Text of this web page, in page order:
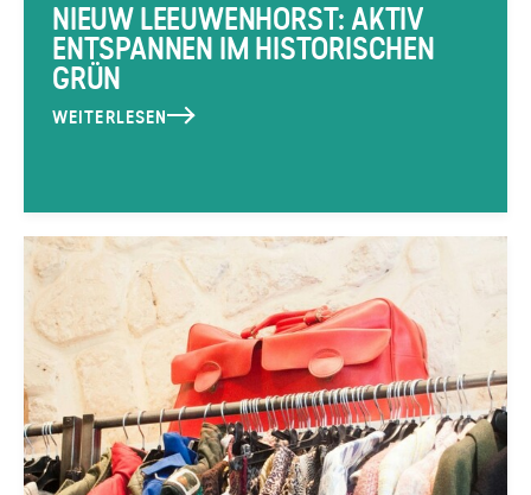
NIEUW LEEUWENHORST: AKTIV
ENTSPANNEN IM HISTORISCHEN
GRÜN
WEITERLESEN